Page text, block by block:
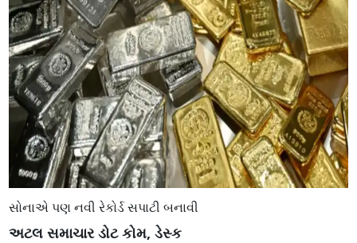
સોનાએ પણ નવી રેકોર્ડ સપાટી બનાવી
અટલ સમાચાર ડોટ કોમ, ડેસ્ક